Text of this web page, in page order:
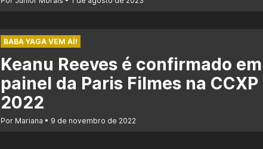
BABA YAGA VEM AÍ!
Keanu Reeves é confirmado em
painel da Paris Filmes na CCXP
2022
Por Mariana 9 de novembro de 2022